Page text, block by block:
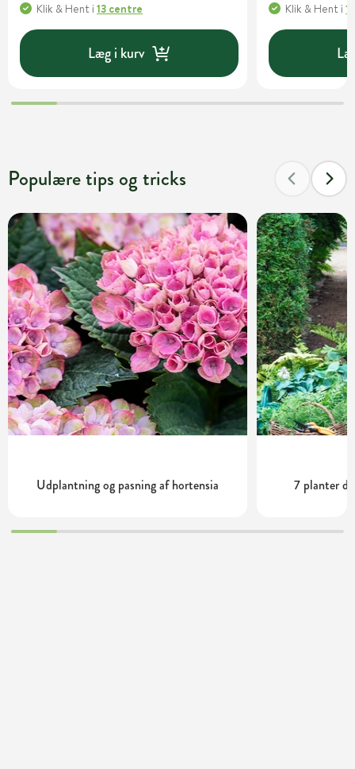
Klik & Hent i 13 centre
Læg i kurv
Klik & Hent i
Populære tips og tricks
Udplantning og pasning af hortensia 7 planter